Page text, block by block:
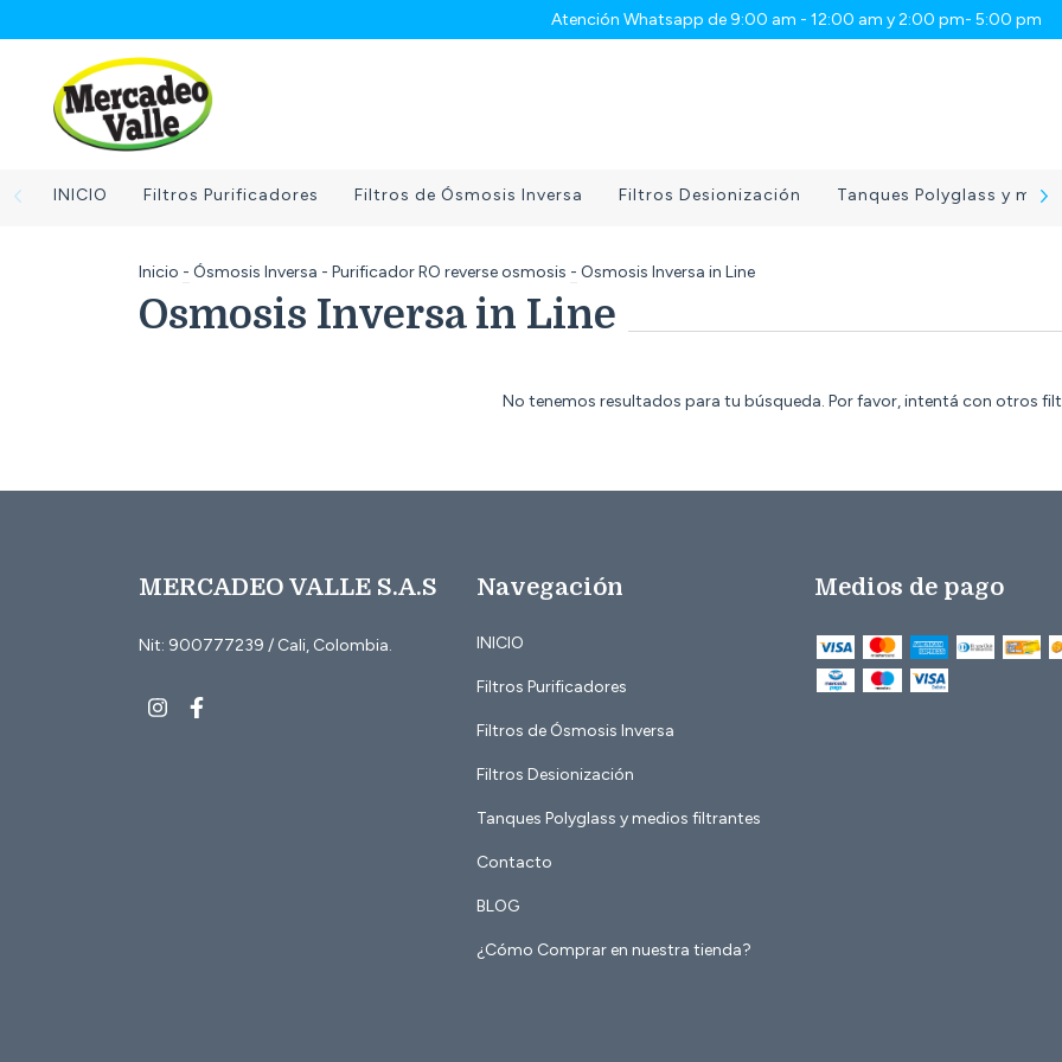
Atención Whatsapp de 9:00 am - 12:00 am y 2:00 pm- 5:00 pm
INICIO Filtros Purificadores Filtros de Ósmosis Inversa Filtros Desionización Tanques Polyglass y
Inicio - Ósmosis Inversa - Purificador RO reverse osmosis - Osmosis Inversa in Line
Osmosis Inversa in Line
No tenemos resultados para tu búsqueda. Por favor, intentá con otros
MERCADEO VALLE S.A.S
Nit: 900777239 / Cali, Colombia.
Navegación
INICIO
Filtros Purificadores
Filtros de Ósmosis Inversa
Filtros Desionización
Tanques Polyglass y medios filtrantes
Contacto
BLOG
¿Cómo Comprar en nuestra tienda?
Medios de pago